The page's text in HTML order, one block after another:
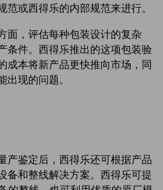
范或西得乐的内部规范来进行。
面，评估每种包装设计的复杂
条件。西得乐推出的这项包装验
成本将新产品更快推向市场，同
出现的问题。
产鉴定后，西得乐还可根据产品
备和整线解决方案。西得乐可提